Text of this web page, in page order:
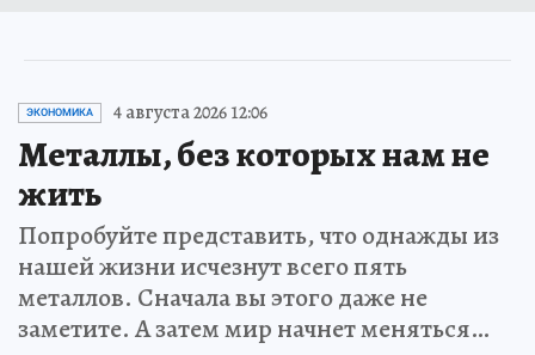
ЭКОНОМИКА 4 августа 2026 12:06
Металлы, без которых нам не
жить
Попробуйте представить, что однажды из
нашей жизни исчезнут всего пять
металлов. Сначала вы этого даже не
заметите. А затем мир начнет меняться…